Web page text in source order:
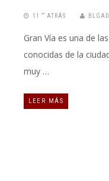
11 “” ATRÁS
Gran Vía es una de
conocidas de la
muy …
LEER MÁS